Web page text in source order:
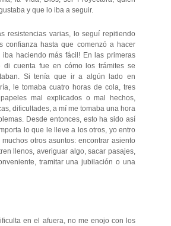
y que lo iba a seguir.
resistencias varias, lo seguí repitiendo
confianza hasta que comenzó a hacer
iba haciendo más fácil! En las primeras
di cuenta fue en cómo los trámites se
Si tenía que ir a algún lado en
le tomaba cuatro horas de cola, tres
mal explicados o mal hechos,
dificultades, a mí me tomaba una hora
Desde entonces, esto ha sido así
lo que le lleve a los otros, yo entro
otros asuntos: encontrar asiento
llenos, averiguar algo, sacar pasajes,
tramitar una jubilación o una
en el afuera, no me enojo con los